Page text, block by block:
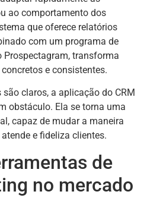
ao comportamento dos
que oferece relatórios
com um programa de
transforma
e consistentes.
claros, a aplicação do CRM
obstáculo. Ela se torna uma
capaz de mudar a maneira
e fideliza clientes.
de
no mercado